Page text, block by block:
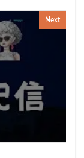
Next